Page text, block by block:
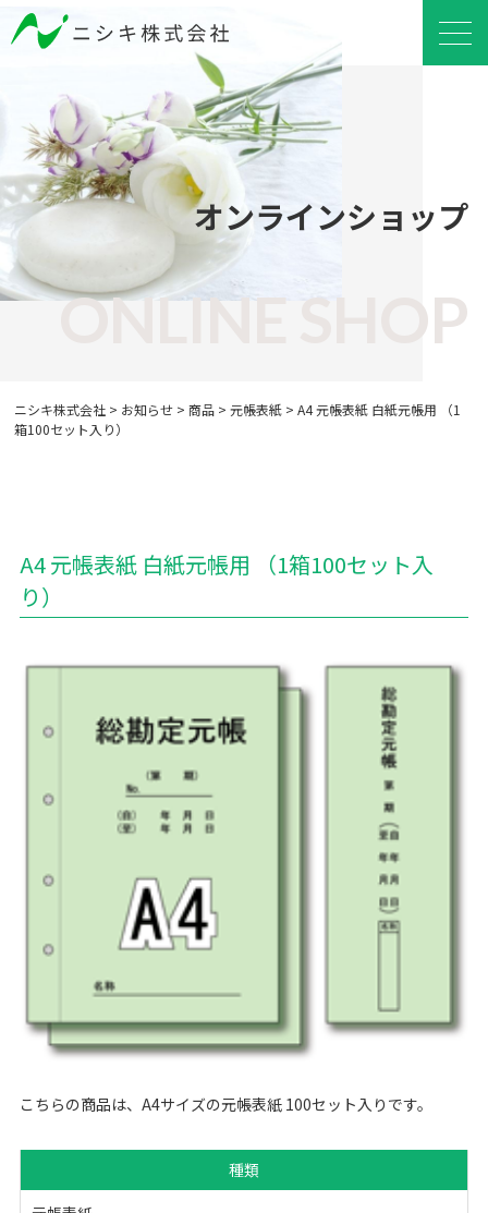
オンラインショップ
ONLINE SHOP
ニシキ株式会社 > お知らせ >商品 >元帳表紙 >A4 元帳表紙 白紙元帳用 （1
箱100セット入り）
A4 元帳表紙 白紙元帳用 （1箱100セット入
り）
こちらの商品は、A4サイズの元帳表紙 100セット入りです。
種類